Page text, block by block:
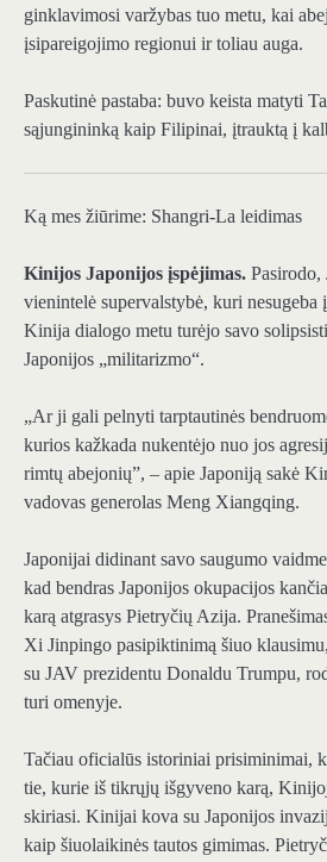
ginklavimosi varžybas tuo metu, kai
įsipareigojimo regionui ir toliau auga.
Paskutinė pastaba: buvo keista matyti
sąjungininką kaip Filipinai, įtrauktą į
Ką mes žiūrime: Shangri-La leidimas
Kinijos Japonijos įspėjimas. Pasirodo,
vienintelė supervalstybė, kuri
Kinija dialogo metu turėjo savo
Japonijos „militarizmo“.
„Ar ji gali pelnyti tarptautinės
kurios kažkada nukentėjo nuo jos
rimtų abejonių”, – apie Japoniją sakė
vadovas generolas Meng Xiangqing.
Japonijai didinant savo saugumo
kad bendras Japonijos okupacijos
karą atgrasys Pietryčių Azija.
Xi Jinpingo pasipiktinimą šiuo
su JAV prezidentu Donaldu Trumpu,
turi omenyje.
Tačiau oficialūs istoriniai prisiminimai,
tie, kurie iš tikrųjų išgyveno karą,
skiriasi. Kinijai kova su Japonijos
kaip šiuolaikinės tautos gimimas.